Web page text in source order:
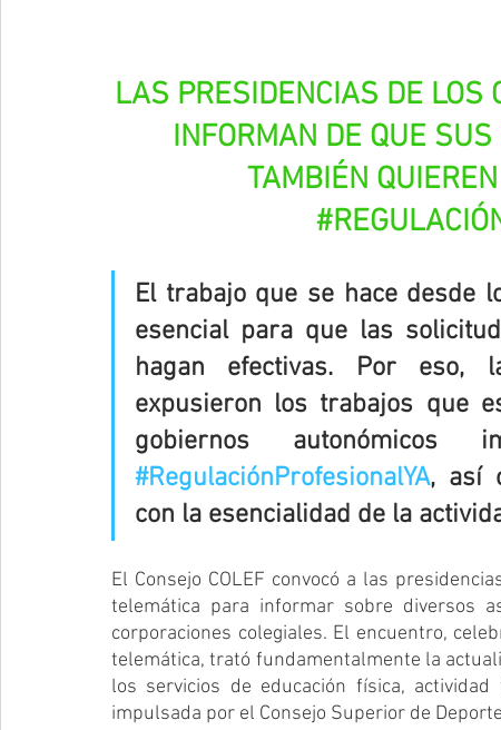
LAS PRESIDENCIAS DE LOS
INFORMAN DE QUE
TAMBIÉN
El trabajo que se hace desde
esencial para que las
hagan efectivas. Por eso,
expusieron los trabajos que
#RegulaciónProfesionalYA, así
con la esencialidad de la
El Consejo COLEF convocó a las
telemática para informar sobre diversos
corporaciones colegiales. El encuentro,
telemática, trató fundamentalmente la
los servicios de educación física,
impulsada por el Consejo Superior de